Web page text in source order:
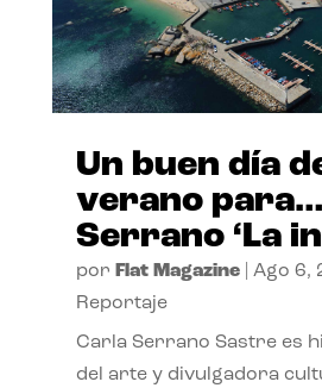
Un buen día
verano
Serrano ‘La
por Flat Magazine| Ago 6,
Reportaje
Carla Serrano Sastre es
del arte y divulgadora